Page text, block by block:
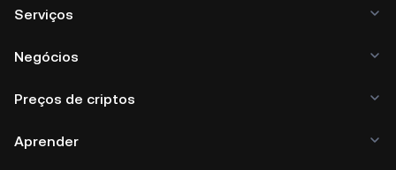
Serviços
Negócios
Preços de criptos
Aprender